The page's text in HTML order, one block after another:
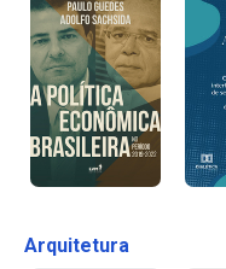
Arquitetura